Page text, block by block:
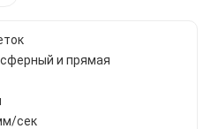
и прямая
сек